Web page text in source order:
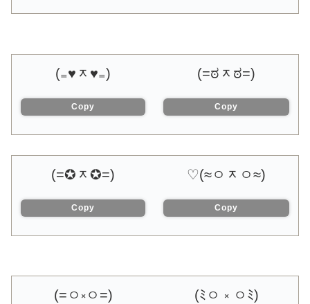
(=ಠᆽಠ=)
Copy
(₌♥ᆽ♥₌)
Copy
(≈ㅇᆽㅇ≈)♡
Copy
(=✪ᆽ✪=)
Copy
(ﾐㅇ ༝ ㅇﾐ)
(=ㅇ༝ㅇ=)